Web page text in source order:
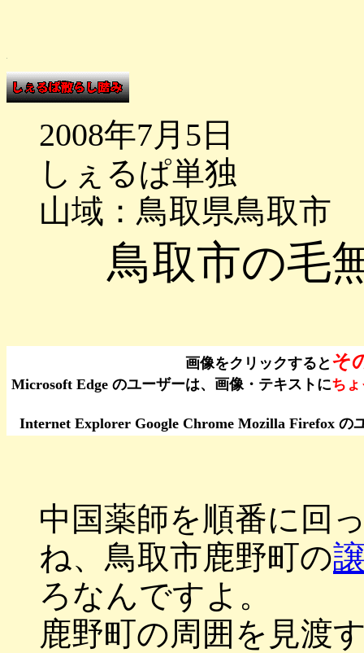
2008年7月5日
しぇるぱ単独
山域：鳥取県鳥取市
鳥取市の毛
画像をクリックすると そ
Microsoft Edge のユーザーは、画像・テキストにち
Internet Explorer Google Chrome Mozilla Firefox の
中国薬師を順番に回
ね、鳥取市鹿野町の
ろなんですよ。
鹿野町の周囲を見渡